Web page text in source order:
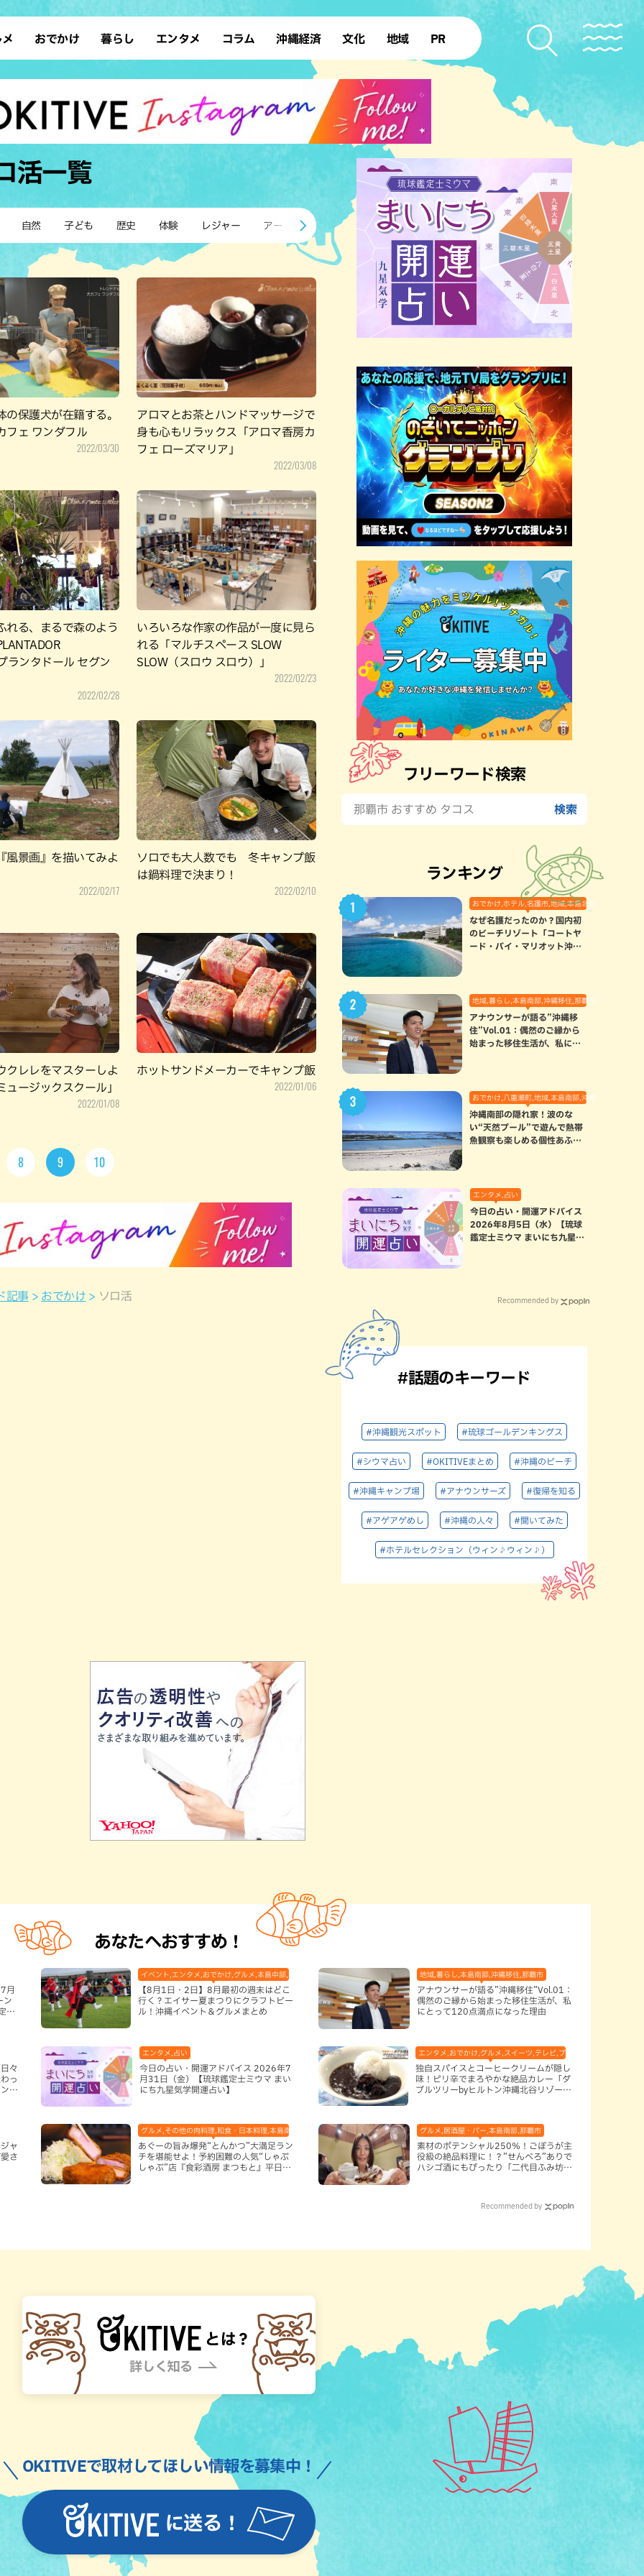
メ
ン 沖縄そば
ウト カフェ
料理 和食・日本料理
料理 アジア・エスニック
・焼肉 焼鳥・串料理
肉料理 居酒屋・バー
イキング スイーツ
ガー タコス・タコライス
おでかけ
デート ドライブ
散歩 ソロ活
サウナ 公園
暮らし
レシピ SDGs
ファッション ローカルニュース
沖縄移住 沖縄旧暦行事
エンタメ
スポーツ 占い
タレント・芸人 テレビ
コラム 沖縄経済 文化
復帰50年
地域
本島北部
本島南部 先島諸島
北部離島
PR
活一覧
自然 子ども 歴史 体験 レジャー アート ショッピング ホテル サウナ 公園 沖縄の海
の保護犬が在籍する。
フェ ワンダフル
2022/03/30
アロマとお茶とハンドマッサージで
身も心もリラックス「アロマ香房カ
フェ ローズマリア」
2022/03/08
れる、まるで森のよう
ランタドール セグン
2022/02/28
いろいろな作家の作品が一度に見ら
れる「マルチスペース SLOW
SLOW（スロウ スロウ）」
2022/02/23
風景画』を描いてみよ
2022/02/17
ソロでも大人数でも 冬キャンプ飯
は鍋料理で決まり！
2022/02/10
クレレをマスターしよ
ュージックスクール」
2022/01/08
ホットサンドメーカーでキャンプ飯
2022/01/06
8 9 10
記事 おでかけ ソロ活
フリーワード検索
ランキング
おでかけ,ホテル,名護市,地域,本島北部
なぜ名護だったのか？国内初
のビーチリゾート「コートヤ
ード・バイ・マリオット沖縄
地域,暮らし,本島南部,沖縄移住,那覇市
アナウンサーが語る”沖縄移
住”Vol.01：偶然のご縁から
始まった移住生活が、私にと
おでかけ,八重瀬町,地域,本島南部,沖縄の海,自然
沖縄南部の隠れ家！波のな
い“天然プール”で遊んで熱帯
魚観察も楽しめる個性あふれ
エンタメ,占い
今日の占い・開運アドバイス
2026年8月5日（水）【琉球
鑑定士ミウマ まいにち九星気
Recommended by
#話題のキーワード
#沖縄観光スポット #琉球ゴールデンキングス
#シウマ占い #OKITIVEまとめ #沖縄のビーチ
#沖縄キャンプ場 #アナウンサーズ #復帰を知る
#アゲアゲめし #沖縄の人々 #聞いてみた
#ホテルセレクション（ウィン♪ウィン♪）
あなたへおすすめ！
月
ン
グ
イベント,エンタメ,おでかけ,グルメ,本島中部,本島北部,本島南部
【8月1日・2日】8月最初の週末はどこ
行く？エイサー夏まつりにクラフトビー
ル！沖縄イベント＆グルメまとめ
地域,暮らし,本島南部,沖縄移住,那覇市
アナウンサーが語る”沖縄移住”Vol.01：
偶然のご縁から始まった移住生活が、私
にとって120点満点になった理由
々
っ
と
エンタメ,占い
今日の占い・開運アドバイス 2026年7
月31日（金）【琉球鑑定士ミウマ まい
にち九星気学開運占い】
エンタメ,おでかけ,グルメ,スイーツ,テレビ,ブッフェ・バイキング,ホ
独自スパイスとコーヒークリームが隠し
味！ピリ辛でまろやかな絶品カレー「ダ
ブルツリーbyヒルトン沖縄北谷リゾー
ャ
さ
グルメ,その他の肉料理,和食・日本料理,本島南部,那覇市
あぐーの旨み爆発“とんかつ”大満足ラン
チを堪能せよ！予約困難の人気“しゃぶ
しゃぶ”店『食彩酒房 まつもと』平日限
グルメ,居酒屋・バー,本島南部,那覇市
素材のポテンシャル250％！ごぼうが主
役級の絶品料理に！？”せんべろ”ありで
ハシゴ酒にもぴったり「二代目ふみ坊
Recommended by
に送る！
OKITIVEで取材してほしい情報を募集中！